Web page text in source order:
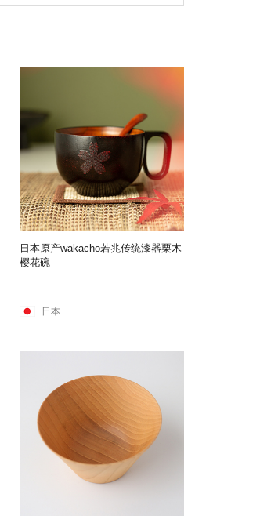
日本原产wakacho若兆传统漆器栗木
樱花碗
日本